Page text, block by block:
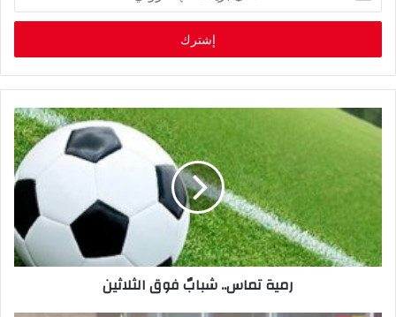
خ
ب
ر
د
ك
إ
ر
رمية تماس.. شبابٌ فوق الثلاثين